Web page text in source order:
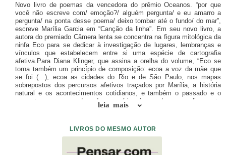
Novo livro de poemas da vencedora do prêmio Oceanos. “por que
você não escreve com/ emoção?/ alguém pergunta/ e eu amarro a
pergunta/ na ponta desse poema/ deixo tombar até o fundo/ do mar”,
escreve Marília Garcia em “Canção da linha”. Em seu novo livro, a
autora do premiado Câmera lenta se concentra na figura mitológica da
ninfa Eco para se dedicar à investigação de lugares, lembranças e
vínculos que estabelecem entre si uma espécie de cartografia
afetiva.Para Diana Klinger, que assina a orelha do volume, “Eco se
torna também um princípio de composição: ecoa a voz da mãe que
se foi (…), ecoa as cidades do Rio e de São Paulo, nos mapas
sobrepostos dos percursos afetivos traçados por Marília, a história
natural e os acontecimentos cotidianos, e também o passado e o
presente, nas camadas da memória, formando um palimpsesto
leia mais
LIVROS DO MESMO AUTOR